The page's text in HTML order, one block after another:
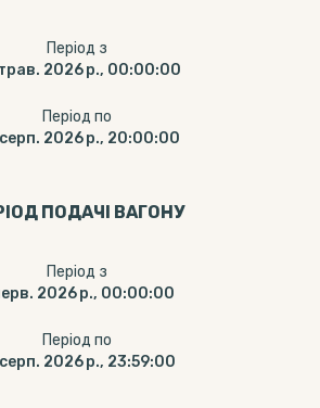
Період з
2026 р., 00:00:00
Період по
2026 р., 20:00:00
ПОДАЧІ ВАГОНУ
Період з
2026 р., 00:00:00
Період по
2026 р., 23:59:00